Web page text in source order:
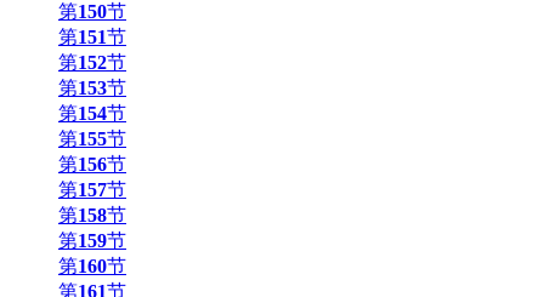
第150节
第151节
第152节
第153节
第154节
第155节
第156节
第157节
第158节
第159节
第160节
第161节